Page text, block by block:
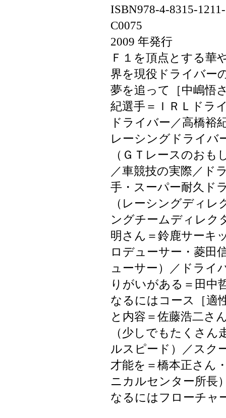
ISBN978-4-8315-
C0075
2009 年発行
Ｆ１を頂点とする華
界を現役ドライバー
夢を追って［中嶋悟
紀選手＝ＩＲＬドラ
ドライバー／高橋裕
レーシングドライバ
（ＧＴレースのおも
／車競技の実際／ド
手・スーパー耐久ド
（レーシングディ
ングチームディレク
明さん＝鈴鹿サーキ
ロデューサー・菱田
ューサー）／ドライ
りがいがある＝田中
なるにはコース［適
と内容＝佐藤浩二さ
（少しでもたくさ
ルスピード）／スク
才能を＝橋本正さん
ニカルセンター所長
なるにはフローチャ